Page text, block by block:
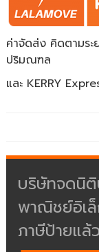
ค่าจัดส่ง คิดตามระ
ปริมณฑล
และ KERRY
บริษัทจดนิ
พาณิชย์อิเล็
ภาษีป้ายแล้